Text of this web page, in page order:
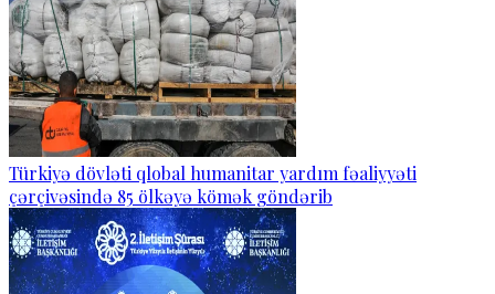
Türkiyə dövləti qlobal humanitar yardım fəaliyyəti
çərçivəsində 85 ölkəyə kömək göndərib